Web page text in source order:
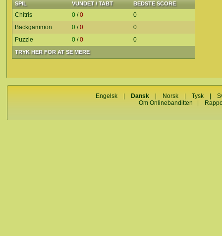
SPIL VUNDET / TABT BEDSTE SCORE
TRYK HER FOR AT SE MERE
Chitris 0 /0
0
Backgammon
0 /0
0
Puzzle
0 /0 0
Engelsk Dansk Norsk Tysk
Om Onlinebanditten